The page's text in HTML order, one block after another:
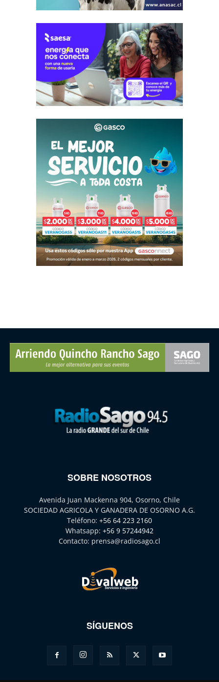
SOBRE NOSOTROS
Avenida Juan Mackenna 904, Osorno, Chile
SOCIEDAD AGRICOLA Y GANADERA DE OSORNO A.G.
Teléfono: +56 64 223 2160
Whatsapp: +56 9 57244942
Contacto: prensa@radiosago.cl
SÍGUENOS